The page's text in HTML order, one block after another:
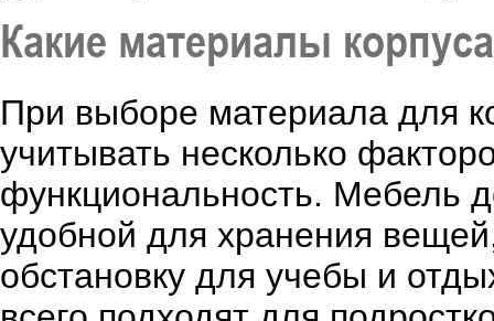
Какие материалы
При выборе материала для
учитывать несколько
функциональность. Мебель
удобной для хранения
обстановку для учебы и